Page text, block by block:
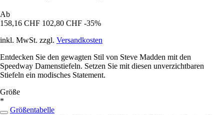
Ab
158,16 CHF 102,80 CHF -35%
inkl. MwSt. zzgl. Versandkosten
Entdecken Sie den gewagten Stil von Steve Madden mit den
Speedway Damenstiefeln. Setzen Sie mit diesen unverzichtbaren
Stiefeln ein modisches Statement.
Größe
*
Größentabelle